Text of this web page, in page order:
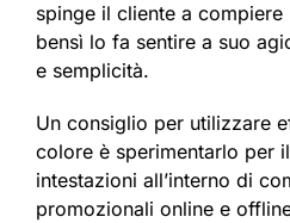
spinge il cliente a compiere
bensì lo fa sentire a suo
e semplicità.
Un consiglio per utilizzare
colore è sperimentarlo per
intestazioni all’interno di
promozionali online e